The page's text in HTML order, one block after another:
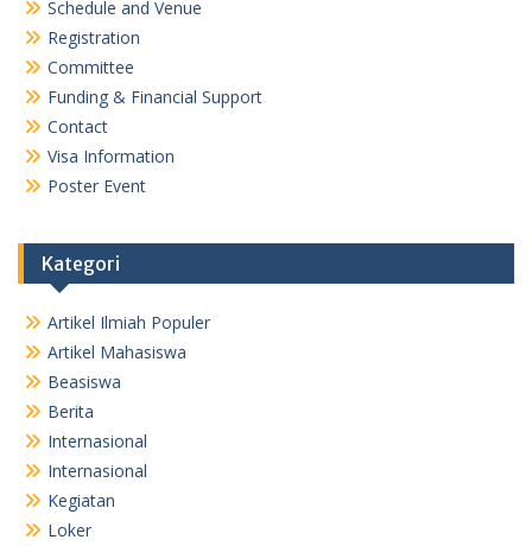
Schedule and Venue
Registration
Committee
Funding & Financial Support
Contact
Visa Information
Poster Event
Kategori
Artikel Ilmiah Populer
Artikel Mahasiswa
Beasiswa
Berita
Internasional
Internasional
Kegiatan
Loker